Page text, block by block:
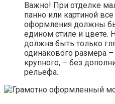
Важно! При отделке
панно или картиной
оформления должны
едином стиле и цвете.
должна быть только
одинакового размера
крупного, – без
рельефа.